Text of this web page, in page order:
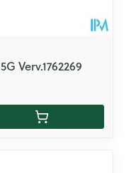
Verv.1762269